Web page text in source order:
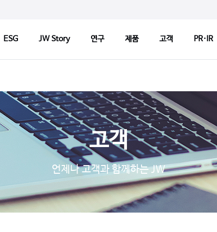
ESG JW Story 연구 제품 고객 PR·IR
연구정책
연구센터
기반기술
파이프라인
연구 네트워크
제품검색
판매약국 찾기
허가변경알림
자주 묻는 질문
CCM 소개
CCM 선
제품개
고객문의
1:1 문의
고객
언제나 고객과 함께하는 JW